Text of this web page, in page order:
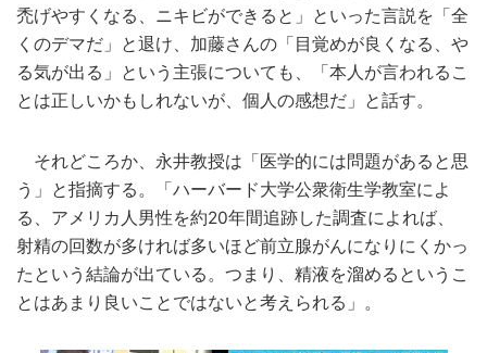
禿げやすくなる、ニキビができると」といった言説を「全
くのデマだ」と退け、加藤さんの「目覚めが良くなる、や
る気が出る」という主張についても、「本人が言われるこ
とは正しいかもしれないが、個人の感想だ」と話す。
それどころか、永井教授は「医学的には問題があると思
う」と指摘する。「ハーバード大学公衆衛生学教室によ
る、アメリカ人男性を約20年間追跡した調査によれば、
射精の回数が多ければ多いほど前立腺がんになりにくかっ
たという結論が出ている。つまり、精液を溜めるというこ
とはあまり良いことではないと考えられる」。